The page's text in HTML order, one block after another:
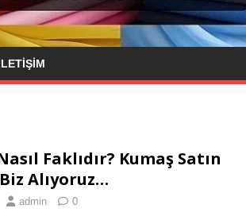
Faklıdır? Kumaş Satın
Alıyoruz…
admin 0